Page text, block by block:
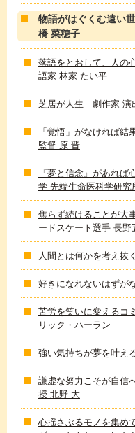
物語がはぐくむ遠い
橋 菜穂子
落語をとおして、人の
語家 林家 たい平
芝居が人生 劇作家 演
「覚悟」がなければ
監督 原 晋
『夢と信念』があれ
学 先端生命医科学研究
焦らず続けることが
ードスケート選手 長
人間とは何かを考え
好きになれないはず
苦労を笑いに変えるコ
リック・ハーラン
強い気持ちが夢を叶
謙虚な努力こそが自
授 北野 大
心揺さぶるモノを集め